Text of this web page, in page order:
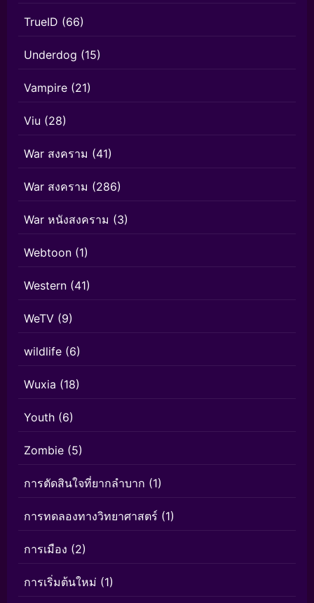
TrueID (66)
Underdog (15)
Vampire (21)
Viu (28)
War สงคราม (41)
War สงคราม (286)
War หนังสงคราม (3)
Webtoon (1)
Western (41)
WeTV (9)
wildlife (6)
Wuxia (18)
Youth (6)
Zombie (5)
การตัดสินใจที่ยากลำบาก (1)
การทดลองทางวิทยาศาสตร์ (1)
การเมือง (2)
การเริ่มต้นใหม่ (1)